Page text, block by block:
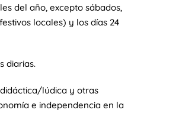
del año, excepto sábados,
locales) y los días 24
diarias.
lúdica y otras
e independencia en la